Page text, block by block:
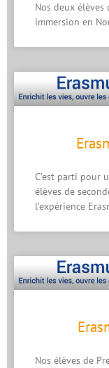
Nos deux
immersion en
C’est parti pour
élèves de
l’expérience
Nos élèves de